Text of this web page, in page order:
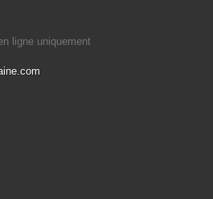
ligne uniquement